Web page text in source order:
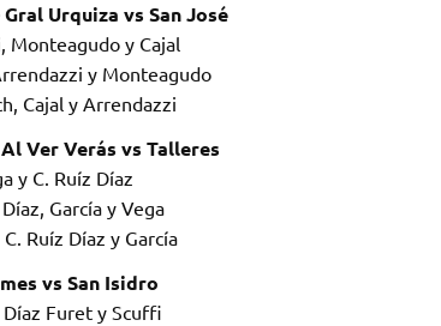
Urquiza vs San José
Monteagudo y Cajal
y Monteagudo
Cajal y Arrendazzi
Ver Verás vs Talleres
y C. Ruíz Díaz
García y Vega
Ruíz Díaz y García
vs San Isidro
Furet y Scuffi